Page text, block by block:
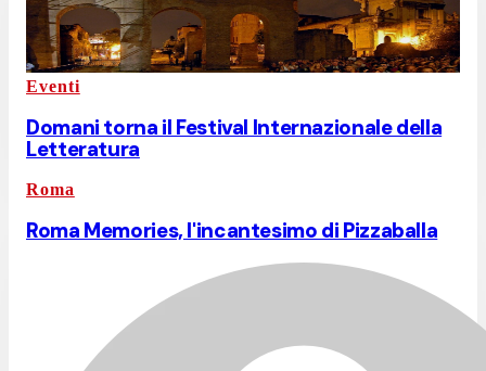
Eventi
Domani torna il Festival Internazionale della
Letteratura
Roma
Roma Memories, l'incantesimo di Pizzaballa